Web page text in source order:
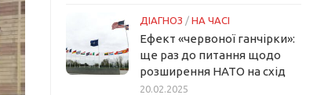
ДІАГНОЗ / НА ЧАСІ
Ефект «червоної ганчірки»:
ще раз до питання щодо
розширення НАТО на схід
20.02.2025